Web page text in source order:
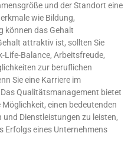
und der Standort eine
wie Bildung,
können das Gehalt
attraktiv ist, sollten Sie
Life-Balance, Arbeitsfreude,
zur beruflichen
Sie eine Karriere im
Qualitätsmanagement bietet
einen bedeutenden
Dienstleistungen zu leisten,
Erfolgs eines Unternehmens